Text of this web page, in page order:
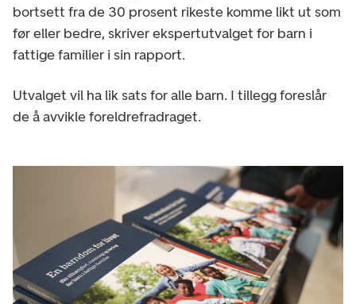
bortsett fra de 30 prosent rikeste komme likt ut som
før eller bedre, skriver ekspertutvalget for barn i
fattige familier i sin rapport.
Utvalget vil ha lik sats for alle barn. I tillegg foreslår
de å avvikle foreldrefradraget.